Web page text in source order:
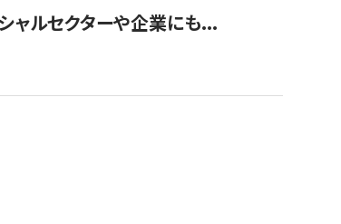
ャルセクターや企業にも...